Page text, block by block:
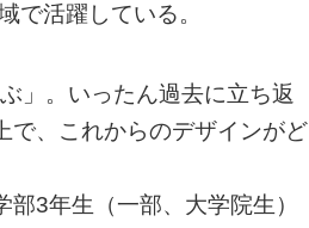
で活躍している。
」。いったん過去に立ち返
で、これからのデザインがど
3年生（一部、大学院生）